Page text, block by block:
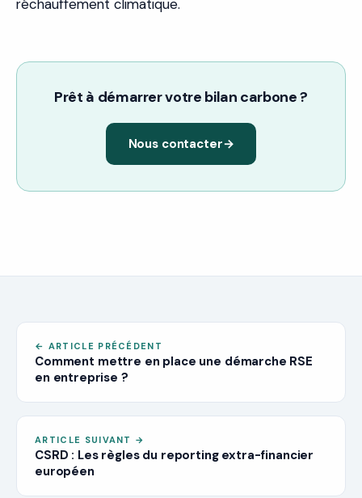
réchauffement climatique.
Prêt à démarrer votre bilan carbone ?
Nous contacter→
dans la mise en place d'une stratégie bas-carbone
S’engager sur des objectifs chiffrés sans plan d’actions
concret
← ARTICLE PRÉCÉDENT
Comment mettre en place une démarche RSE
en entreprise ?
ARTICLE SUIVANT →
CSRD : Les règles du reporting extra-financier
européen